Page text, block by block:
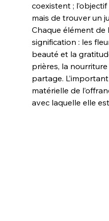
coexistent ; l’objectif
mais de trouver un
Chaque élément de
signification : les
beauté et la
prières, la
partage.
matérielle de
avec laquelle elle